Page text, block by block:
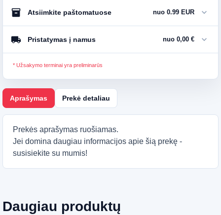
inventory_2Atsiimkite paštomatuose nuo 0.99 EUR expand_more
local_shipping Pristatymas į namus nuo 0,00 € expand_more
* Užsakymo terminai yra preliminarūs
Aprašymas Prekė detaliau
Prekės aprašymas ruošiamas.
Jei domina daugiau informacijos apie šią prekę -
susisiekite su mumis!
Daugiau produktų